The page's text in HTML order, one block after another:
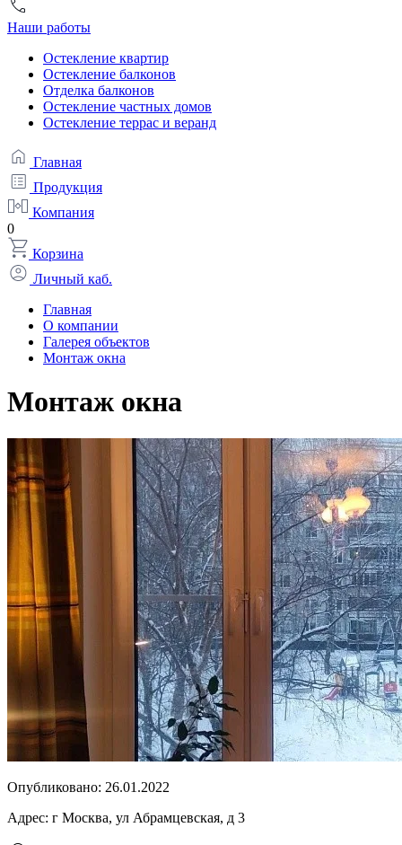
Наши работы
Остекление квартир
Остекление балконов
Отделка балконов
Остекление частных домов
Остекление террас и веранд
Главная
Продукция
Компания
0
Корзина
Личный каб.
Главная
О компании
Галерея объектов
Монтаж окна
Монтаж окна
Опубликовано: 26.01.2022
Адрес: г Москва, ул Абрамцевская, д 3